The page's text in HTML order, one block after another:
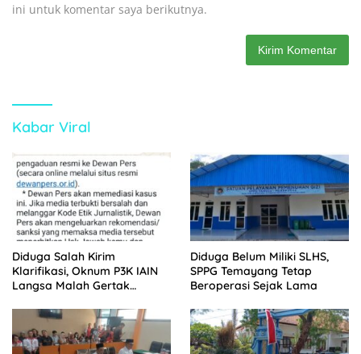
ini untuk komentar saya berikutnya.
Kabar Viral
Diduga Salah Kirim
Klarifikasi, Oknum P3K IAIN
Langsa Malah Gertak
Diduga Belum Miliki SLHS,
SPPG Temayang Tetap
Beroperasi Sejak Lama